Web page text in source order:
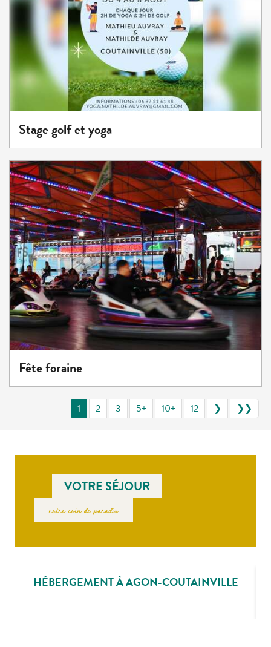
Stage golf et yoga
Fête foraine
1 2 3 5+ 10+ 12 ❯ ❯❯
VOTRE SÉJOUR
notre coin de paradis
HÉBERGEMENT À AGON-COUTAINVILLE